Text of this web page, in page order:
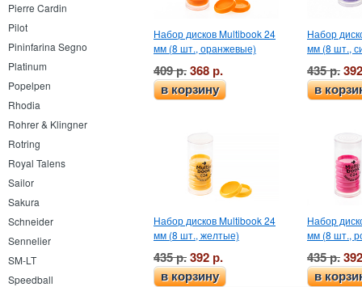
Pierre Cardin
Pilot
Pininfarina Segno
Platinum
Popelpen
Rhodia
Rohrer & Klingner
Rotring
Royal Talens
Sailor
Sakura
Schneider
Sennelier
SM-LT
Speedball
Набор дисков Multibook 24
мм (8 шт., оранжевые)
409 р.368 р.
в корзину
Набор
мм (8 шт.,
435 р.
в
Набор дисков Multibook 24
мм (8 шт., желтые)
435 р.392 р.
в корзину
Набор
мм (8 шт.,
435 р.
в